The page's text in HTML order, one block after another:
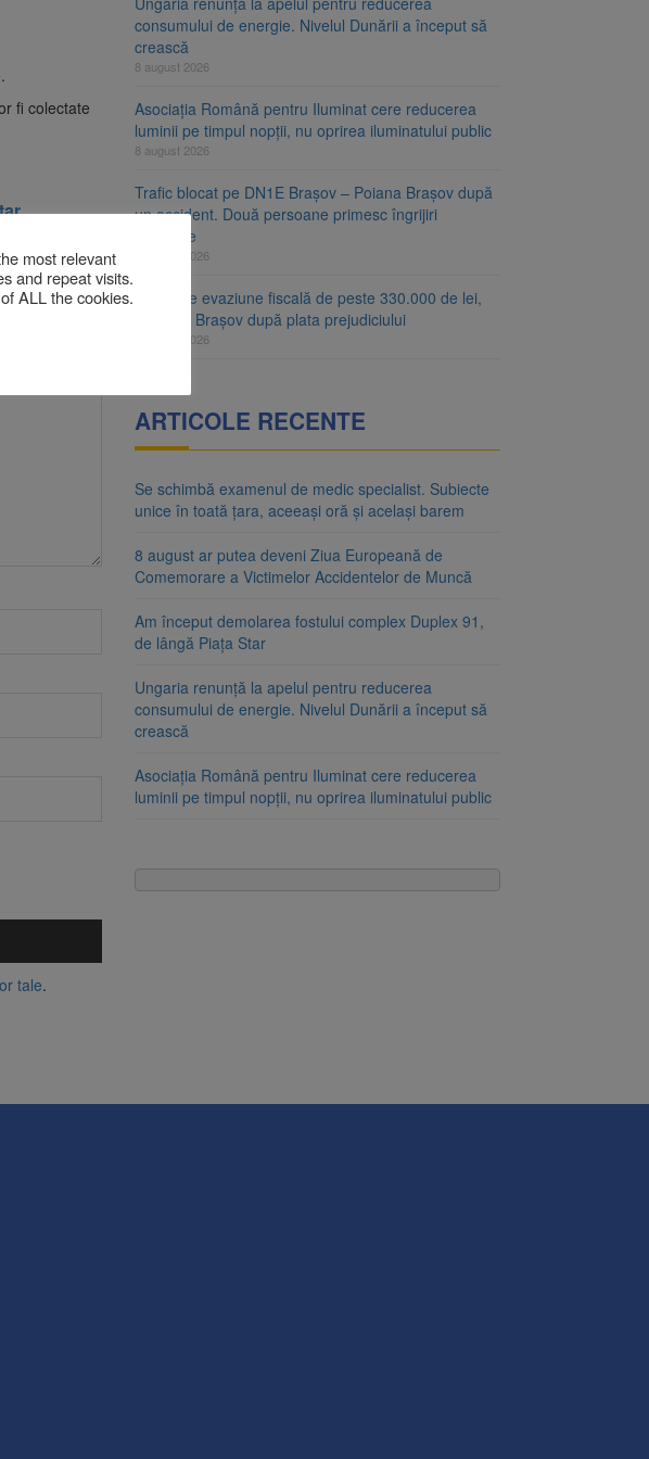
fi colectate
tale.
consumului de energie. Nivelul Dunării a început să
crească
8 august 2026
Asociația Română pentru Iluminat cere reducerea
luminii pe timpul nopții, nu oprirea iluminatului public
8 august 2026
Trafic blocat pe DN1E Brașov – Poiana Brașov după
un accident. Două persoane primesc îngrijiri
medicale
7 august 2026
Dosar de evaziune fiscală de peste 330.000 de lei,
clasat la Brașov după plata prejudiciului
7 august 2026
ARTICOLE RECENTE
Se schimbă examenul de medic specialist. Subiecte
unice în toată țara, aceeași oră și același barem
8 august ar putea deveni Ziua Europeană de
Comemorare a Victimelor Accidentelor de Muncă
Am început demolarea fostului complex Duplex 91,
de lângă Piața Star
Ungaria renunță la apelul pentru reducerea
consumului de energie. Nivelul Dunării a început să
crească
Asociația Română pentru Iluminat cere reducerea
luminii pe timpul nopții, nu oprirea iluminatului public
most relevant
and repeat visits.
ALL the cookies.